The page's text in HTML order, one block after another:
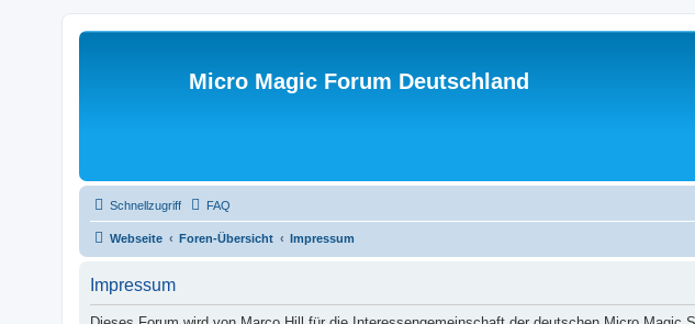
Micro Magic Forum Deutschland
Schnellzugriff FAQ
Webseite Foren-Übersicht Impressum
Impressum